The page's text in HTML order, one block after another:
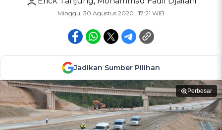
Minggu, 30 Agustus 2020 | 17:21 WIB
Jadikan Sumber Pilihan
Perbesar